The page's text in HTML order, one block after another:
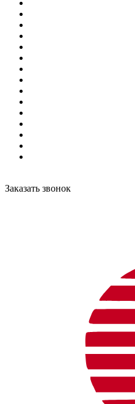
Заказать звонок